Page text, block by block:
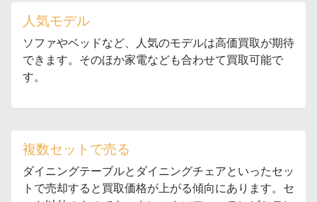
人気モデル
ソファやベッドなど、人気のモデルは高価買取が期待
できます。そのほか家電なども合わせて買取可能で
す。
複数セットで売る
ダイニングテーブルとダイニングチェアといったセッ
トで売却すると買取価格が上がる傾向にあります。セ